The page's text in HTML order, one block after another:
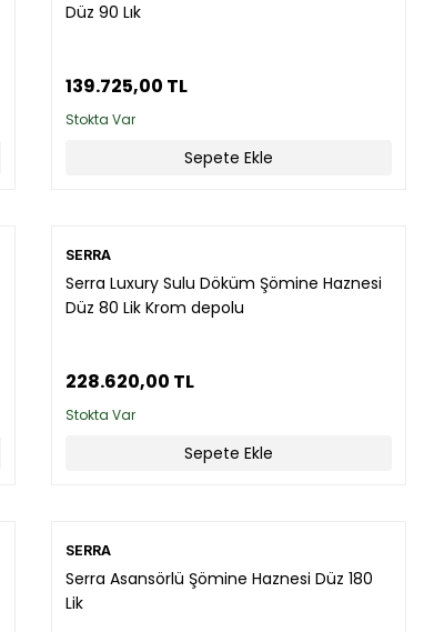
Düz 90 Lık
139.725,00 TL
Stokta Var
Sepete Ekle
SERRA
Serra Luxury Sulu Döküm Şömine Haznesi
Düz 80 Lik Krom depolu
228.620,00 TL
Stokta Var
Sepete Ekle
SERRA
Serra Asansörlü Şömine Haznesi Düz 180
Lik